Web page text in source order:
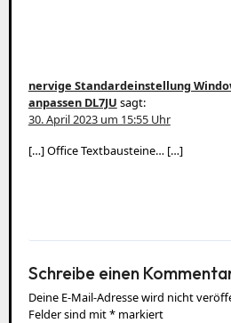
nervige Standardeinstellung
anpassen DL7JU sagt:
30. April 2023 um 15:55 Uhr
[…] Office Textbausteine… […]
Schreibe einen
Deine E-Mail-Adresse wird nicht
Felder sind mit*markiert